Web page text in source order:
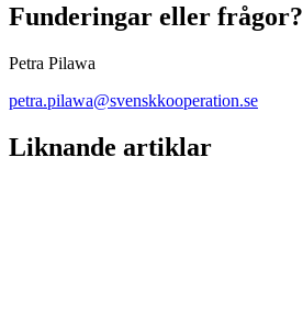
Funderingar eller frågor?
Petra Pilawa
petra.pilawa@svenskkooperation.se
Liknande artiklar